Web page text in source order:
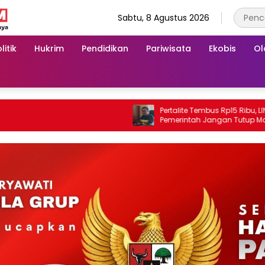
Sabtu, 8 Agustus 2026
Hukrim Pendidikan Pariwisata Ekobis
‎Pertalite Tembus Rp15 Ribu, LIN Minta
Pemerintah Jangan Tutup Mata atas
Kelangkaan di Konsel